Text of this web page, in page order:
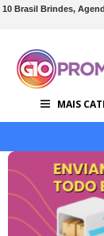
10 Brasil Brindes,
MAIS